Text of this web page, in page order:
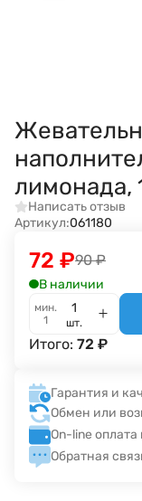
лимонада,
Написать отзыв
Артикул:061180
90 ₽
72 ₽
В наличии
мин.
1
шт.
Итого: 72 ₽
Гарантия и
Обмен или
On-line оплата
Обратная